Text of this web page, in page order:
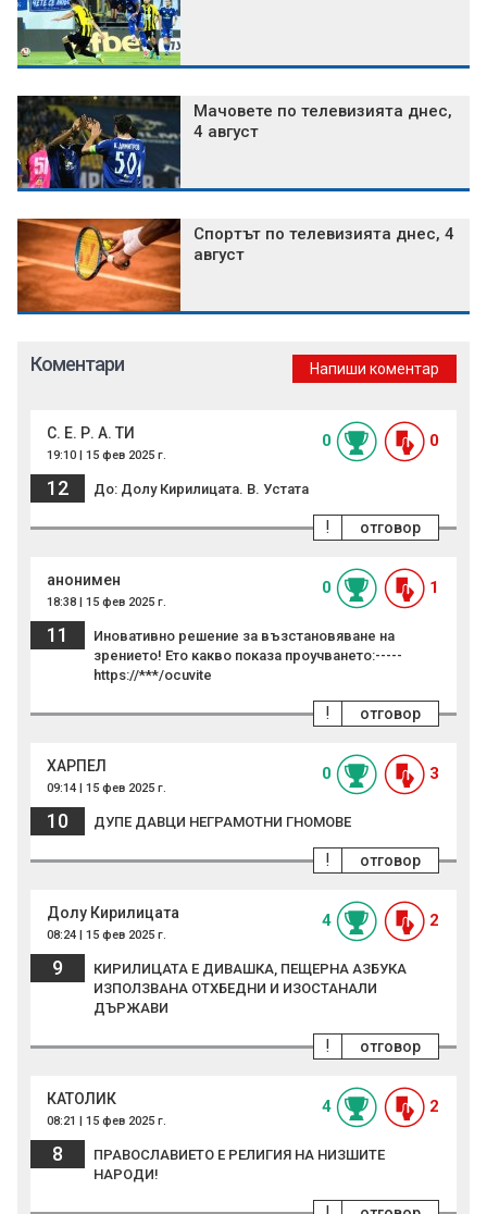
Мачовете по телевизията днес,
4 август
Спортът по телевизията днес, 4
август
Коментари Напиши коментар
С. Е. Р. А. ТИ
19:10 | 15 фев 2025 г.
0 0
12 До: Долу Кирилицата. В. Устата
отговор
!
анонимен
18:38 | 15 фев 2025 г.
0 1
11
Иновативно решение за възстановяване на
зрението! Ето какво показа проучването:-----
https://***/ocuvite
отговор
!
ХАРПЕЛ
09:14 | 15 фев 2025 г.
0 3
10 ДУПЕ ДАВЦИ НЕГРАМОТНИ ГНОМОВЕ
отговор
!
Долу Кирилицата
08:24 | 15 фев 2025 г.
4 2
9
КИРИЛИЦАТА Е ДИВАШКА, ПЕЩЕРНА АЗБУКА
ИЗПОЛЗВАНА ОТХБЕДНИ И ИЗОСТАНАЛИ
ДЪРЖАВИ
отговор
!
КАТОЛИК
08:21 | 15 фев 2025 г.
4 2
8
ПРАВОСЛАВИЕТО Е РЕЛИГИЯ НА НИЗШИТЕ
НАРОДИ!